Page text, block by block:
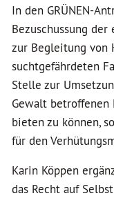
In den GRÜNEN-
Bezuschussung
zur Begleitung von
suchtgefährdeten
Stelle zur
Gewalt
bieten zu können,
für den
Karin Köppen
das Recht auf